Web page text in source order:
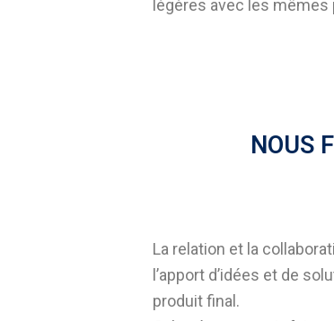
légères avec les
NOUS
La relation et la
l’apport d’idées et de
produit final.